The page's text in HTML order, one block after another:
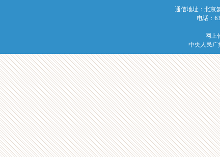
通信地址：北京
电话：
网上
中央人民广